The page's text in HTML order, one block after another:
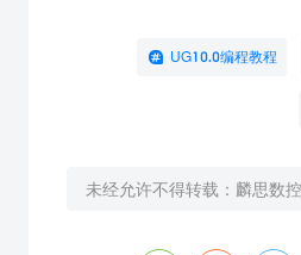
UG10.0编程教程
未经允许不得转载： 麟思数